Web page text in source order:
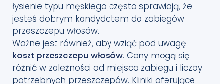
łysienie typu męskiego często sprawiają, że
jesteś dobrym kandydatem do zabiegów
przeszczepu włosów.
Ważne jest również, aby wziąć pod uwagę
koszt przeszczepu włosów. Ceny mogą się
różnić w zależności od miejsca zabiegu i liczby
potrzebnych przeszczepów. Kliniki oferujące